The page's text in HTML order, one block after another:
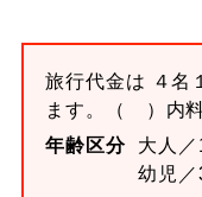
旅行代金は ４名
ます。
（ ）内
年齢区分
大人／
幼児